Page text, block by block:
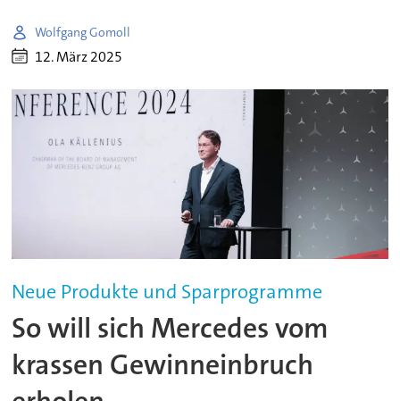
Wolfgang Gomoll
12. März 2025
Neue Produkte und Sparprogramme
So will sich Mercedes vom
krassen Gewinneinbruch